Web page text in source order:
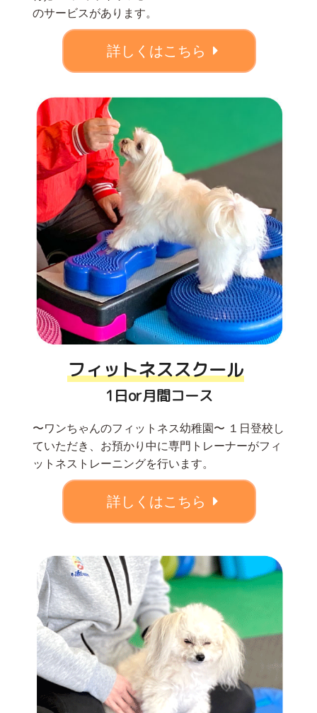
のサービスがあります。
詳しくはこちら
フィットネススクール
1日or月間コース
〜ワンちゃんのフィットネス幼稚園〜 １日登校し
ていただき、お預かり中に専門トレーナーがフィ
ットネストレーニングを行います。
詳しくはこちら